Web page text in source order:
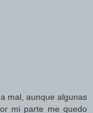
mal, aunque algunas
mi parte me quedo